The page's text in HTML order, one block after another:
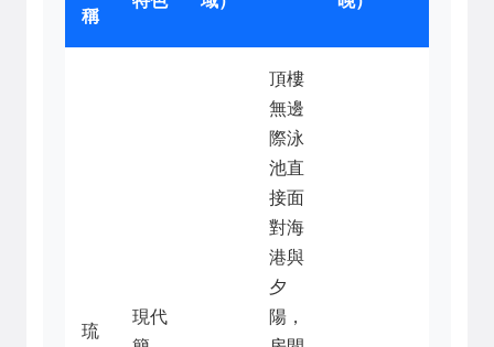
稱
琉
現代
頂樓
無邊
際泳
池直
接面
對海
港與
夕
陽，